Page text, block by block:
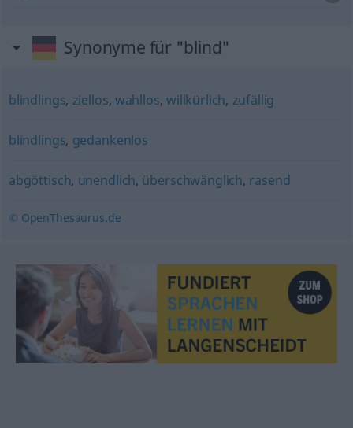
Synonyme für "blind"
blindlings, ziellos, wahllos, willkürlich, zufällig
blindlings, gedankenlos
abgöttisch, unendlich, überschwänglich, rasend
© OpenThesaurus.de